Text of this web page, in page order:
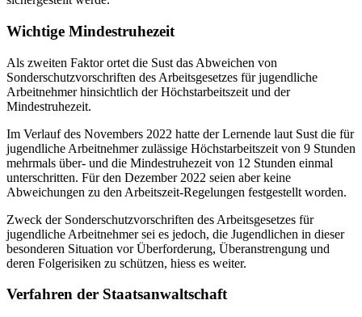
Wichtige Mindestruhezeit
Als zweiten Faktor ortet die Sust das Abweichen von
Sonderschutzvorschriften des Arbeitsgesetzes für jugendliche
Arbeitnehmer hinsichtlich der Höchstarbeitszeit und der
Mindestruhezeit.
Im Verlauf des Novembers 2022 hatte der Lernende laut Sust die für
jugendliche Arbeitnehmer zulässige Höchstarbeitszeit von 9 Stunden
mehrmals über- und die Mindestruhezeit von 12 Stunden einmal
unterschritten. Für den Dezember 2022 seien aber keine
Abweichungen zu den Arbeitszeit-Regelungen festgestellt worden.
Zweck der Sonderschutzvorschriften des Arbeitsgesetzes für
jugendliche Arbeitnehmer sei es jedoch, die Jugendlichen in dieser
besonderen Situation vor Überforderung, Überanstrengung und
deren Folgerisiken zu schützen, hiess es weiter.
Verfahren der Staatsanwaltschaft